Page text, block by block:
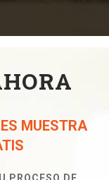
MUESTRA
PROCESO DE